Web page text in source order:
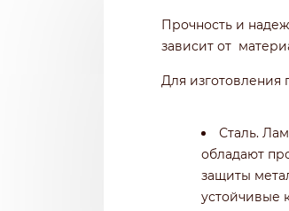
Прочность и
зависит от
Для изготовления
Сталь.
обладают
защиты
устойчивые